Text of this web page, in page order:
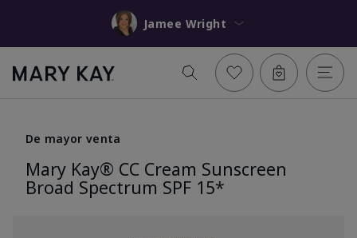
Jamee Wright
De mayor venta
Mary Kay® CC Cream Sunscreen
Broad Spectrum SPF 15*